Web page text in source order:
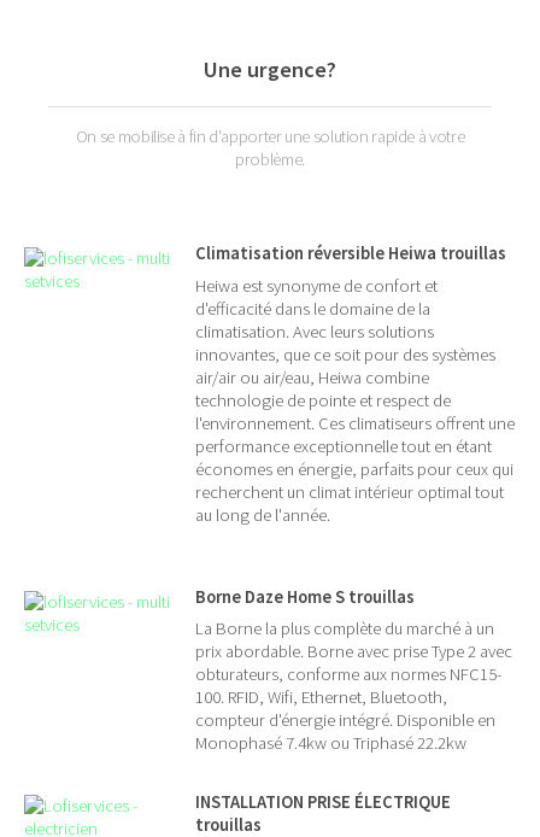
Une urgence?
On se mobilise à fin d'apporter une solution rapide à votre
problème.
Climatisation réversible Heiwa trouillas
Heiwa est synonyme de confort et
d'efficacité dans le domaine de la
climatisation. Avec leurs solutions
innovantes, que ce soit pour des systèmes
air/air ou air/eau, Heiwa combine
technologie de pointe et respect de
l'environnement. Ces climatiseurs offrent une
performance exceptionnelle tout en étant
économes en énergie, parfaits pour ceux qui
recherchent un climat intérieur optimal tout
au long de l'année.
Borne Daze Home S trouillas
La Borne la plus complète du marché à un
prix abordable. Borne avec prise Type 2 avec
obturateurs, conforme aux normes NFC15-
100. RFID, Wifi, Ethernet, Bluetooth,
compteur d'énergie intégré. Disponible en
Monophasé 7.4kw ou Triphasé 22.2kw
INSTALLATION PRISE ÉLECTRIQUE
trouillas